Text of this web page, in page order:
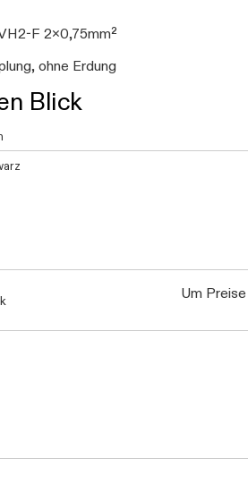
F 2x0,75mm²
ohne Erdung
Blick
Um